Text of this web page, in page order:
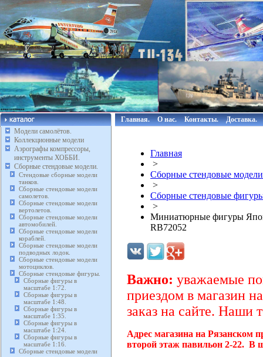
Модели самолётов.
Коллекционные модели
Аэрографы компрессоры,
инструменты ХОББИ.
Сборные стендовые модели.
Стендовые сборные модели
танков.
Сборные стендовые модели
самолетов.
Сборные стендовые модели
вертолетов.
Сборные стендовые модели
автомобилей.
Сборные стендовые модели
кораблей.
Сборные стендовые модели
подводных лодок.
Сборные стендовые модели
мотоциклов.
Сборные стендовые фигуры.
Сборные фигуры в
масштабе 1:72.
Сборные фигуры в
масштабе 1:48.
Сборные фигуры в
масштабе 1:35.
Сборные фигуры в
масштабе 1:24.
Сборные фигуры в
масштабе 1:16.
Сборные стендовые модели
Главная. О нас. Контакты. Доставка.
Главная
>
Сборные стендовые
>
Сборные стендовые
>
Миниатюрные фигуры
RB72052
Важно: уважаемые
приездом в магазин
заказ на сайте. Наши
Адрес магазина на Рязанском
второй этаж павильон 2-22. В